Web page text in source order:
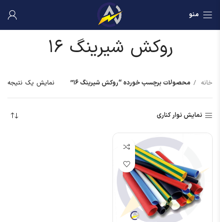
منو
روکش شیرینگ ۱۶
خانه محصولات برچسب خورده “روکش شیرینگ ۱۶” نمایش یک نتیجه
نمایش نوار کناری